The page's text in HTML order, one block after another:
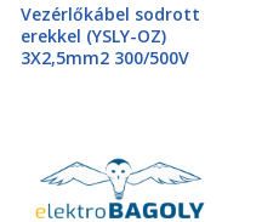
Vezérlőkábel sodrott
erekkel (YSLY-OZ)
3X2,5mm2 300/500V